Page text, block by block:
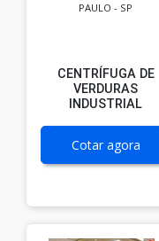
PAULO - SP
CENTRÍFUGA DE
VERDURAS
INDUSTRIAL
Cotar agora